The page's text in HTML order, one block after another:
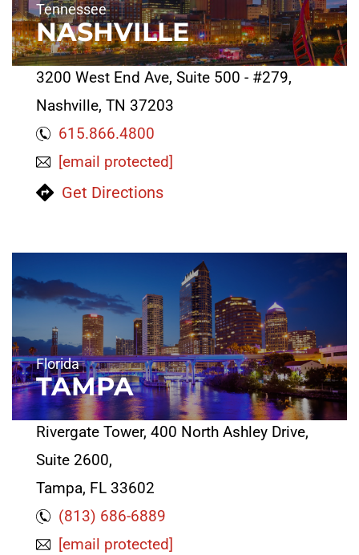
Tennessee
NASHVILLE
3200 West End Ave, Suite 500 - #279,
Nashville, TN 37203
615.866.4800
[email protected]
Get Directions
Florida
TAMPA
Rivergate Tower, 400 North Ashley Drive,
Suite 2600,
Tampa, FL 33602
(813) 686-6889
[email protected]